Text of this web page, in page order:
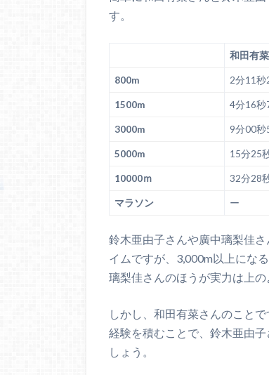
す。
和田有
800m 2分11秒
1500m 4分16秒
3000m 9分00秒
5000m 15分25
10000ｍ 32分28
マラソン ー
鈴木亜由子さんや廣中璃梨佳
イムですが、3,000m以上にな
璃梨佳さんのほうが実力は上の
しかし、和田有菜さんのこと
経験を積むことで、鈴木亜由
しょう。